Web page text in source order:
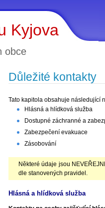
Kyjova
obce
Důležité kontakty
Tato kapitola obsahuje následující
Hlásná a hlídková služba
Dostupné záchranné a
Zabezpečení evakuace
Zásobování
Některé údaje jsou
dle stanovených pravidel.
Hlásná a hlídková služba